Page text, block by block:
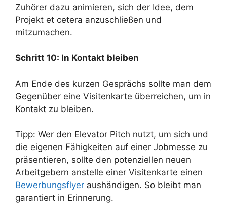
Zuhörer dazu animieren, sich der Idee, dem
Projekt et cetera anzuschließen und
mitzumachen.
Schritt 10: In Kontakt bleiben
Am Ende des kurzen Gesprächs sollte man dem
Gegenüber eine Visitenkarte überreichen, um in
Kontakt zu bleiben.
Tipp: Wer den Elevator Pitch nutzt, um sich und
die eigenen Fähigkeiten auf einer Jobmesse zu
präsentieren, sollte den potenziellen neuen
Arbeitgebern anstelle einer Visitenkarte einen
Bewerbungsflyer aushändigen. So bleibt man
garantiert in Erinnerung.